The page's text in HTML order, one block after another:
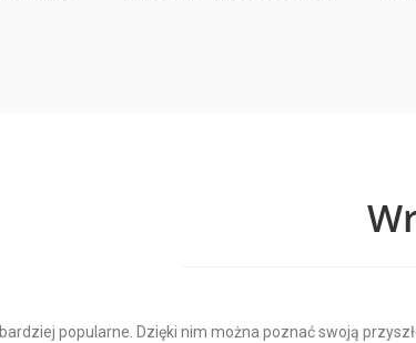
popularne. Dzięki nim można poznać swoją